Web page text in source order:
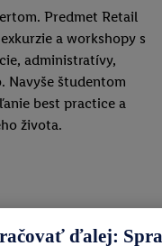
Predmet Retail
a workshopy s
administratívy,
Navyše študentom
best practice a
života.
Zástupca
ďalej: